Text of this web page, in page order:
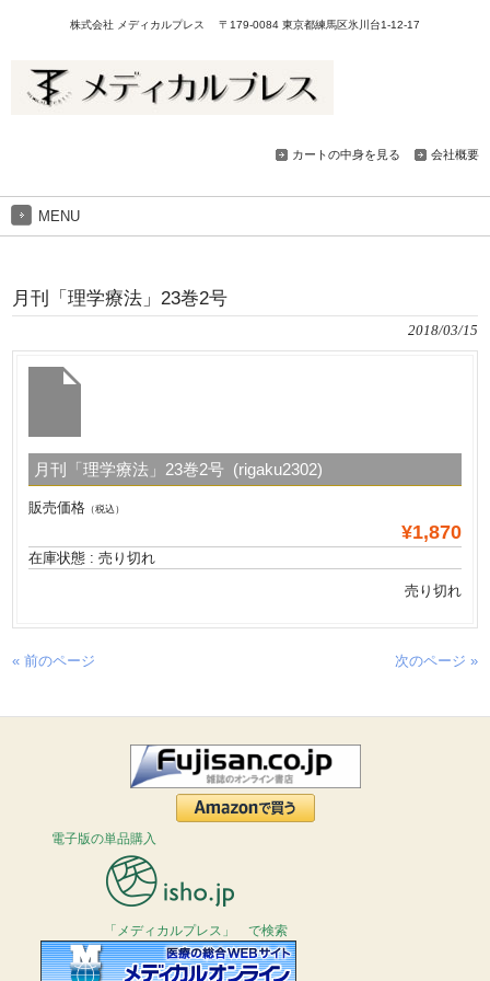
株式会社 メディカルプレス 〒179-0084 東京都練馬区氷川台1-12-17
カートの中身を見る 会社概要
MENU
月刊「理学療法」23巻2号
2018/03/15
月刊「理学療法」23巻2号 (rigaku2302)
販売価格 （税込）
¥1,870
在庫状態 : 売り切れ
売り切れ
« 前のページ 次のページ »
電子版の単品購入
「メディカルプレス」 で検索